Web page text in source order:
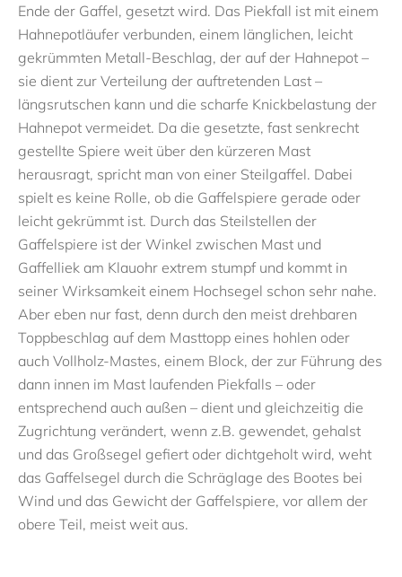
Ende der Gaffel, gesetzt wird. Das Piekfall ist mit einem
Hahnepotläufer verbunden, einem länglichen, leicht
gekrümmten Metall-Beschlag, der auf der Hahnepot –
sie dient zur Verteilung der auftretenden Last –
längsrutschen kann und die scharfe Knickbelastung der
Hahnepot vermeidet. Da die gesetzte, fast senkrecht
gestellte Spiere weit über den kürzeren Mast
herausragt, spricht man von einer Steilgaffel. Dabei
spielt es keine Rolle, ob die Gaffelspiere gerade oder
leicht gekrümmt ist. Durch das Steilstellen der
Gaffelspiere ist der Winkel zwischen Mast und
Gaffelliek am Klauohr extrem stumpf und kommt in
seiner Wirksamkeit einem Hochsegel schon sehr nahe.
Aber eben nur fast, denn durch den meist drehbaren
Toppbeschlag auf dem Masttopp eines hohlen oder
auch Vollholz-Mastes, einem Block, der zur Führung des
dann innen im Mast laufenden Piekfalls – oder
entsprechend auch außen – dient und gleichzeitig die
Zugrichtung verändert, wenn z.B. gewendet, gehalst
und das Großsegel gefiert oder dichtgeholt wird, weht
das Gaffelsegel durch die Schräglage des Bootes bei
Wind und das Gewicht der Gaffelspiere, vor allem der
obere Teil, meist weit aus.